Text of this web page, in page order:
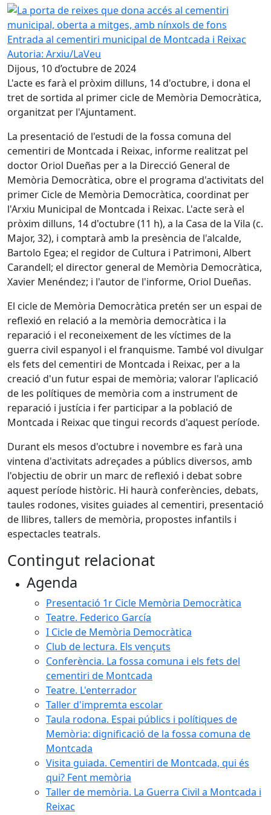
La porta de reixes que dona accés al cementiri
Entrada al cementiri municipal de Montcada i Reixac
Autoria: Arxiu/LaVeu
Dijous, 10 d’octubre de 2024
L'acte es farà el pròxim dilluns, 14 d'octubre, i dona el
tret de sortida al primer cicle de Memòria Democràtica,
organitzat per l'Ajuntament.
La presentació de l'estudi de la fossa comuna del
cementiri de Montcada i Reixac, informe realitzat pel
doctor Oriol Dueñas per a la Direcció General de
Memòria Democràtica, obre el programa d'activitats del
primer Cicle de Memòria Democràtica, coordinat per
l'Arxiu Municipal de Montcada i Reixac. L'acte serà el
pròxim dilluns, 14 d'octubre (11 h), a la Casa de la Vila (c.
Major, 32), i comptarà amb la presència de l'alcalde,
Bartolo Egea; el regidor de Cultura i Patrimoni, Albert
Carandell; el director general de Memòria Democràtica,
Xavier Menéndez; i l'autor de l'informe, Oriol Dueñas.
El cicle de Memòria Democràtica pretén ser un espai de
reflexió en relació a la memòria democràtica i la
reparació i el reconeixement de les víctimes de la
guerra civil espanyol i el franquisme. També vol divulgar
els fets del cementiri de Montcada i Reixac, per a la
creació d'un futur espai de memòria; valorar l'aplicació
de les polítiques de memòria com a instrument de
reparació i justícia i fer participar a la població de
Montcada i Reixac que tingui records d'aquest període.
Durant els mesos d'octubre i novembre es farà una
vintena d'activitats adreçades a públics diversos, amb
l'objectiu de obrir un marc de reflexió i debat sobre
aquest període històric. Hi haurà conferències, debats,
taules rodones, visites guiades al cementiri, presentació
de llibres, tallers de memòria, propostes infantils i
espectacles teatrals.
Contingut relacionat
Agenda
Presentació 1r Cicle Memòria Democràtica
Teatre. Federico García
I Cicle de Memòria Democràtica
Club de lectura. Els vençuts
Conferència. La fossa comuna i els fets del
cementiri de Montcada
Teatre. L'enterrador
Taller d'impremta escolar
Taula rodona. Espai públics i polítiques de
Memòria: dignificació de la fossa comuna de
Montcada
Visita guiada. Cementiri de Montcada, qui és
qui? Fent memòria
Taller de memòria. La Guerra Civil a Montcada i
Reixac